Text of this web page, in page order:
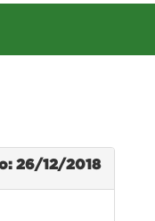
26/12/2018